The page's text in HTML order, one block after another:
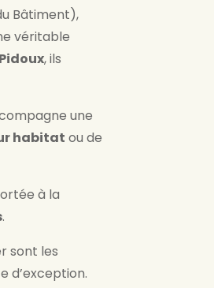
Bâtiment),
véritable
, ils
une
habitat ou de
à la
.
sont les
d’exception.